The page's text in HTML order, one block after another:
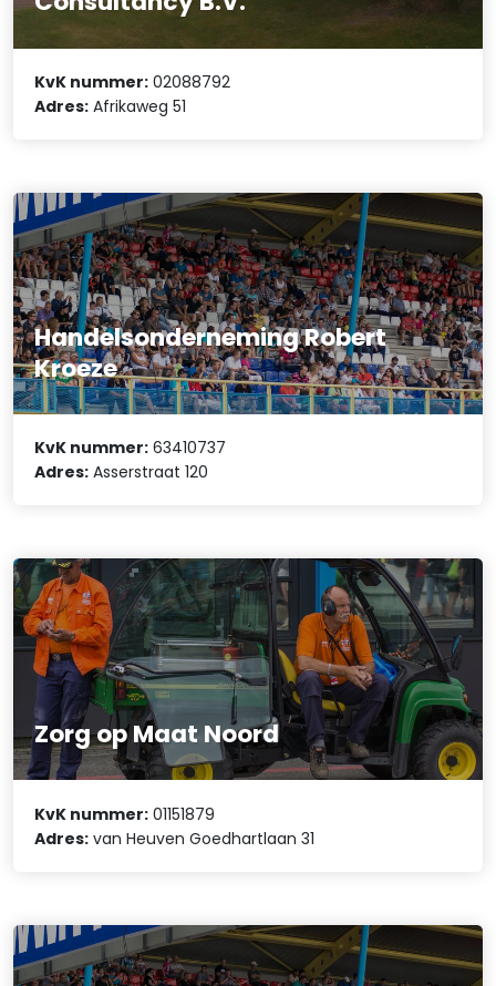
KvK nummer: 02088792
Adres: Afrikaweg 51
Handelsonderneming Robert
Kroeze
KvK nummer: 63410737
Adres: Asserstraat 120
Zorg op Maat Noord
KvK nummer: 01151879
Adres: van Heuven Goedhartlaan 31